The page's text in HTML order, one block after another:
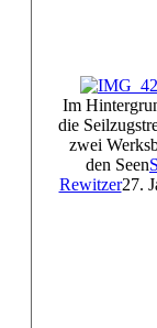
Im
die
zwei
den Seen
Rewitzer27.